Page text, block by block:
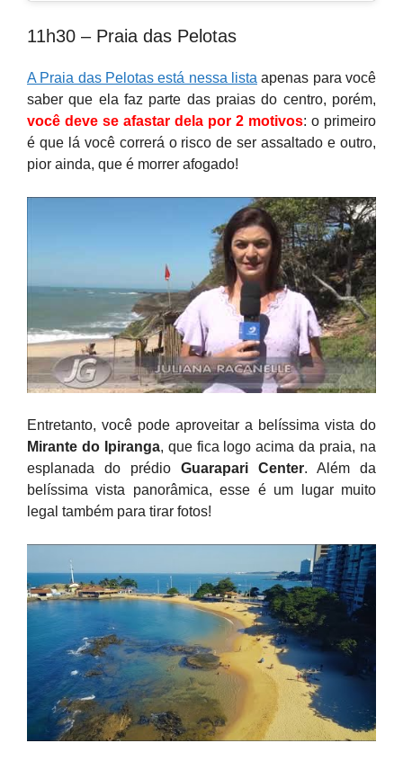
11h30 – Praia das Pelotas
A Praia das Pelotas está nessa lista apenas para você
saber que ela faz parte das praias do centro, porém,
você deve se afastar dela por 2 motivos: o primeiro
é que lá você correrá o risco de ser assaltado e outro,
pior ainda, que é morrer afogado!
Entretanto, você pode aproveitar a belíssima vista do
Mirante do Ipiranga, que fica logo acima da praia, na
esplanada do prédio Guarapari Center. Além da
belíssima vista panorâmica, esse é um lugar muito
legal também para tirar fotos!